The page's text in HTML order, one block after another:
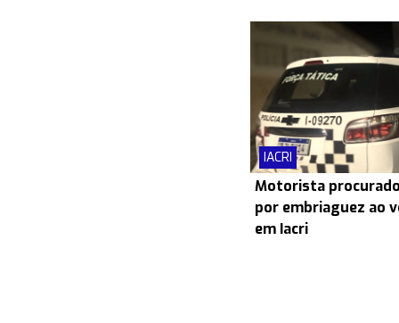
IACRI
Motorista
por embriaguez ao
em Iacri